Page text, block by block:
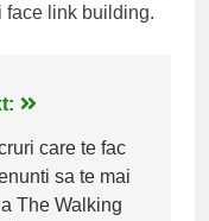
face link building.
care te fac
sa te mai
The Walking